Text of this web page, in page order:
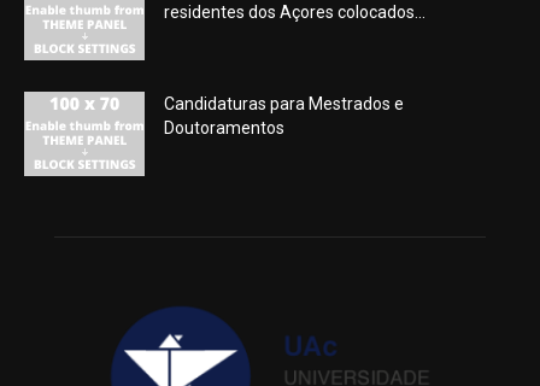
residentes dos Açores colocados...
Candidaturas para Mestrados e
Doutoramentos